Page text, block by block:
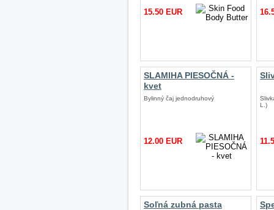
15.50 EUR
SLAMIHA PIESOČNÁ -
kvet
Bylinný čaj jednodruhový
12.00 EUR
L.)
Soľná zubná pasta